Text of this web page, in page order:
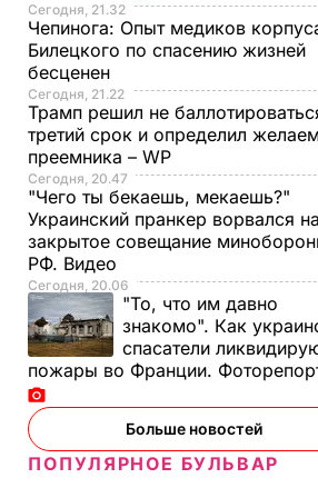
Сегодня, 21.32
Чепинога: Опыт медиков
Билецкого по спасению жизней
бесценен
Сегодня, 21.22
Трамп решил не
третий срок и определил
преемника – WP
Сегодня, 20.47
"Чего ты бекаешь, мекаешь?"
Украинский пранкер ворвался на
закрытое совещание
РФ. Видео
Сегодня, 20.06
"То, что им давно
знакомо". Как
спасатели
пожары во Франции.
Больше новостей
ПОПУЛЯРНОЕ БУЛЬВАР